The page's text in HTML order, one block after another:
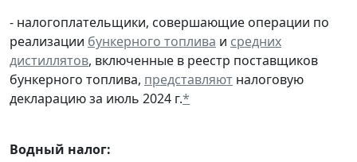
- налогоплательщики, совершающие операции по
реализации бункерного топлива и средних
дистиллятов, включенные в реестр поставщиков
бункерного топлива, представляют налоговую
декларацию за июль 2024 г.*
Водный налог: